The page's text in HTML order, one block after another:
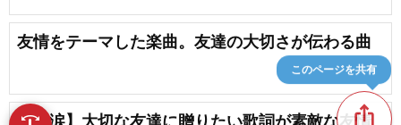
友情をテーマした楽曲。友達の大切さが伝わる曲
ios_share
このページを共有